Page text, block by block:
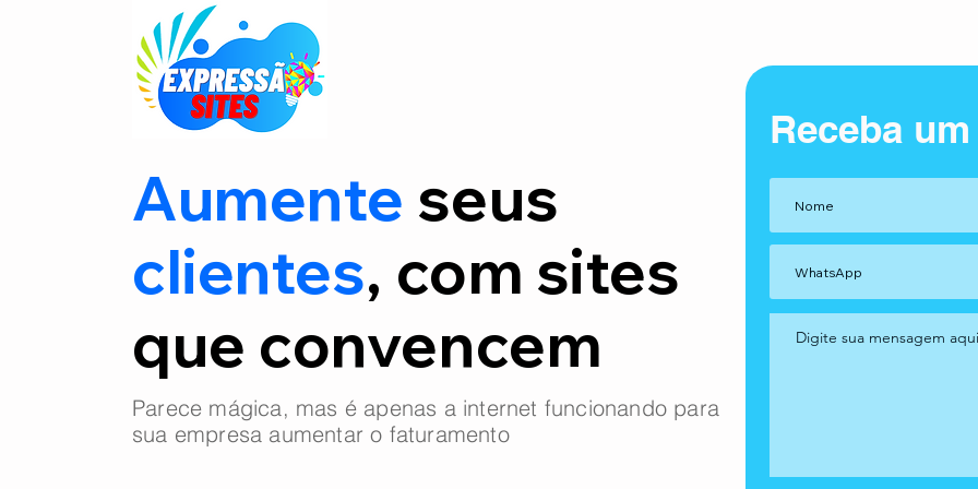
Aumente seus
clientes, com sites
que convencem
Parece mágica, mas é apenas a internet funcionando para
sua empresa aumentar o faturamento
Receba